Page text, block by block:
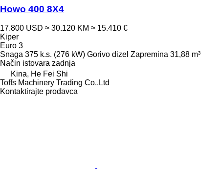
Howo 400 8X4
17.800 USD ≈ 30.120 KM ≈ 15.410 €
Kiper
Euro 3
Snaga 375 k.s. (276 kW) Gorivo dizel Zapremina 31,88 m³
Način istovara zadnja
Kina, He Fei Shi
Toffs Machinery Trading Co.,Ltd
Kontaktirajte prodavca